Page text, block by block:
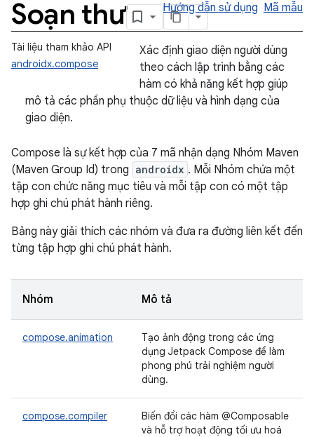
Soạn thư Hướng dẫn sử dụng Mã mẫu
Tài liệu tham khảo API
androidx.compose
Xác định giao diện người dùng
theo cách lập trình bằng các
hàm có khả năng kết hợp giúp
mô tả các phần phụ thuộc dữ liệu và hình dạng của
giao diện.
Compose là sự kết hợp của 7 mã nhận dạng Nhóm Maven
(Maven Group Id) trong androidx . Mỗi Nhóm chứa một
tập con chức năng mục tiêu và mỗi tập con có một tập
hợp ghi chú phát hành riêng.
Bảng này giải thích các nhóm và đưa ra đường liên kết đến
từng tập hợp ghi chú phát hành.
Nhóm Mô tả
compose.animation
Tạo ảnh động trong các ứng
dụng Jetpack Compose để làm
phong phú trải nghiệm người
dùng.
compose.compiler
Biến đổi các hàm @Composable
và hỗ trợ hoạt động tối ưu hoá